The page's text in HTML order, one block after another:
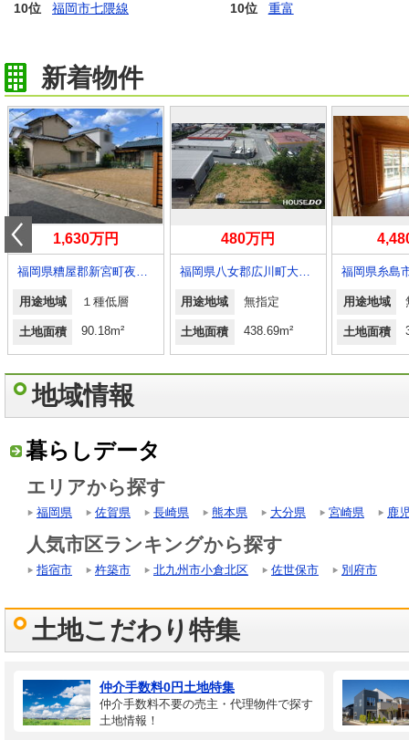
10位
福岡市七隈線
10位
重富
新着物件
1,630万円
福岡県糟屋郡新宮町夜臼３
用途地域 １種低層
土地面積 90.18m²
480万円
福岡県八女郡広川町大字新代
用途地域 無指定
土地面積 438.69m²
福岡県糸島
用途地域
土地面積
地域情報
暮らしデータ
エリアから探す
福岡県 佐賀県 長崎県 熊本県 大分県 宮崎県 鹿
人気市区ランキングから探す
指宿市 杵築市 北九州市小倉北区 佐世保市 別府市
土地こだわり特集
仲介手数料0円土地特集
仲介手数料不要の売主・代理物件で探す
土地情報！